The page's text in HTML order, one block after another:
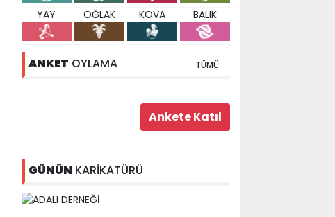
YAY OĞLAK KOVA BALIK
ANKET OYLAMA TÜMÜ
GÜNÜN KARİKATÜRÜ